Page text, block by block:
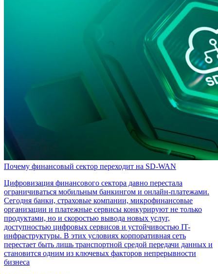
Почему финансовый сектор переходит на SD-WAN
Цифровизация финансового сектора давно перестала
ограничиваться мобильным банкингом и онлайн-платежами.
Сегодня банки, страховые компании, микрофинансовые
организации и платежные сервисы конкурируют не только
продуктами, но и скоростью вывода новых услуг,
доступностью цифровых сервисов и устойчивостью IT-
инфраструктуры. В этих условиях корпоративная сеть
перестает быть лишь транспортной средой передачи данных и
становится одним из ключевых факторов непрерывности
бизнеса